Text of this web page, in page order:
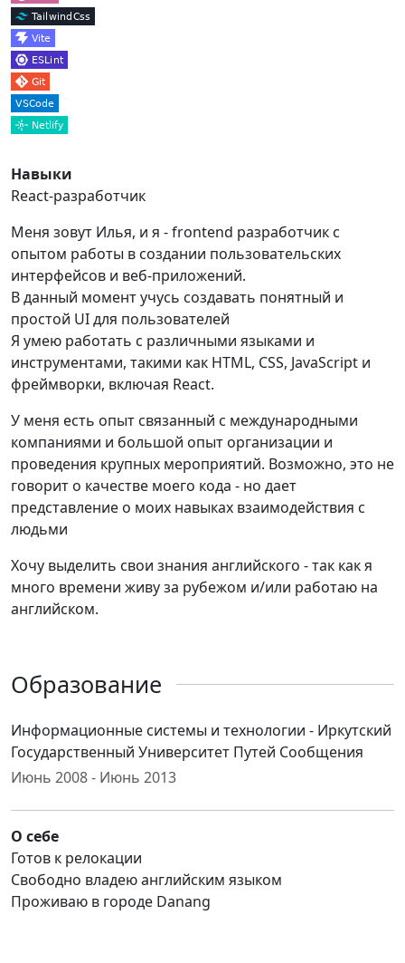
Навыки
React-разработчик
Меня зовут Илья, и я - frontend разработчик с
опытом работы в создании пользовательских
интерфейсов и веб-приложений.
В данный момент учусь создавать понятный и
простой UI для пользователей
Я умею работать с различными языками и
инструментами, такими как HTML, CSS, JavaScript и
фреймворки, включая React.
У меня есть опыт связанный с международными
компаниями и большой опыт организации и
проведения крупных мероприятий. Возможно, это не
говорит о качестве моего кода - но дает
представление о моих навыках взаимодействия с
людьми
Хочу выделить свои знания английского - так как я
много времени живу за рубежом и/или работаю на
английском.
Образование
Информационные системы и технологии - Иркутский
Государственный Университет Путей Сообщения
Июнь 2008 - Июнь 2013
О себе
Готов к релокации
Свободно владею английским языком
Проживаю в городе Danang